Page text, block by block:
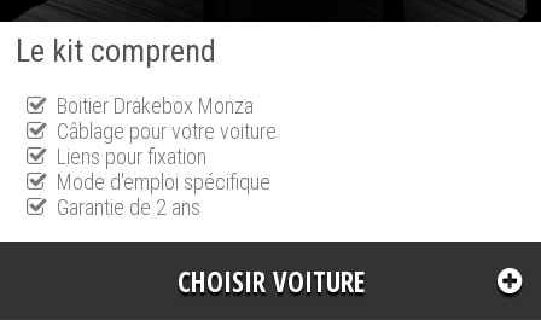
Le kit comprend
Boitier Drakebox Monza
Câblage pour votre voiture
Liens pour fixation
Mode d'emploi spécifique
Garantie de 2 ans
CHOISIR VOITURE